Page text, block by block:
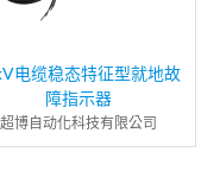
电缆稳态特征型就地故
障指示器
超博自动化科技有限公司